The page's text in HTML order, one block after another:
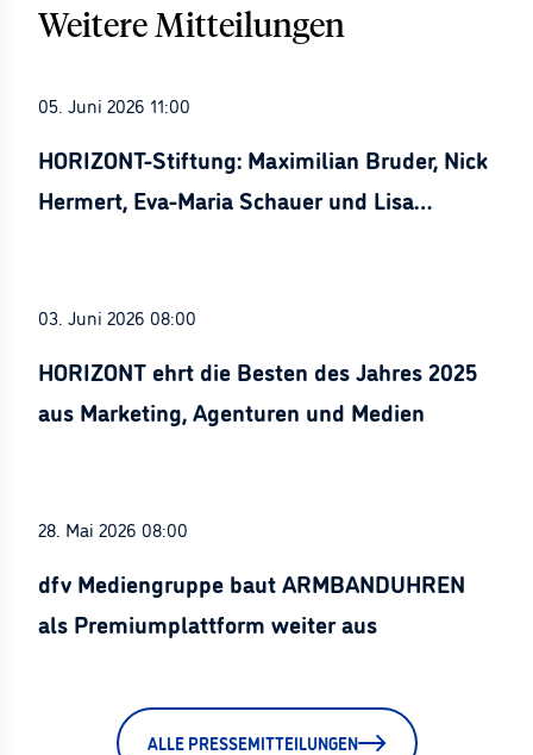
Weitere Mitteilungen
05. Juni 2026 11:00
HORIZONT-Stiftung: Maximilian Bruder, Nick
Hermert, Eva-Maria Schauer und Lisa
03. Juni 2026 08:00
HORIZONT ehrt die Besten des Jahres 2025
aus Marketing, Agenturen und Medien
28. Mai 2026 08:00
dfv Mediengruppe baut ARMBANDUHREN
als Premiumplattform weiter aus
ALLE PRESSEMITTEILUNGEN